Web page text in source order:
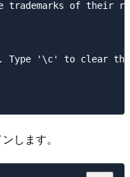
trademarks of their
'\c' to clear the
します。